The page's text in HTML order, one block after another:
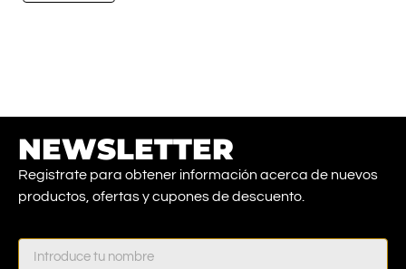
NEWSLETTER
Registrate para obtener información acerca de nuevos
productos, ofertas y cupones de descuento.